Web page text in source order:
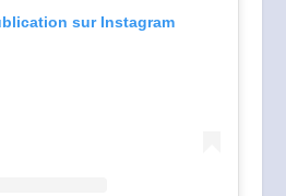
sur Instagram